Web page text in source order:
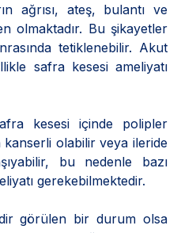
ağrısı, ateş, bulantı ve
olmaktadır. Bu şikayetler
tetiklenebilir. Akut
safra kesesi ameliyatı
kesesi içinde polipler
olabilir veya ileride
bu nedenle bazı
gerekebilmektedir.
görülen bir durum olsa